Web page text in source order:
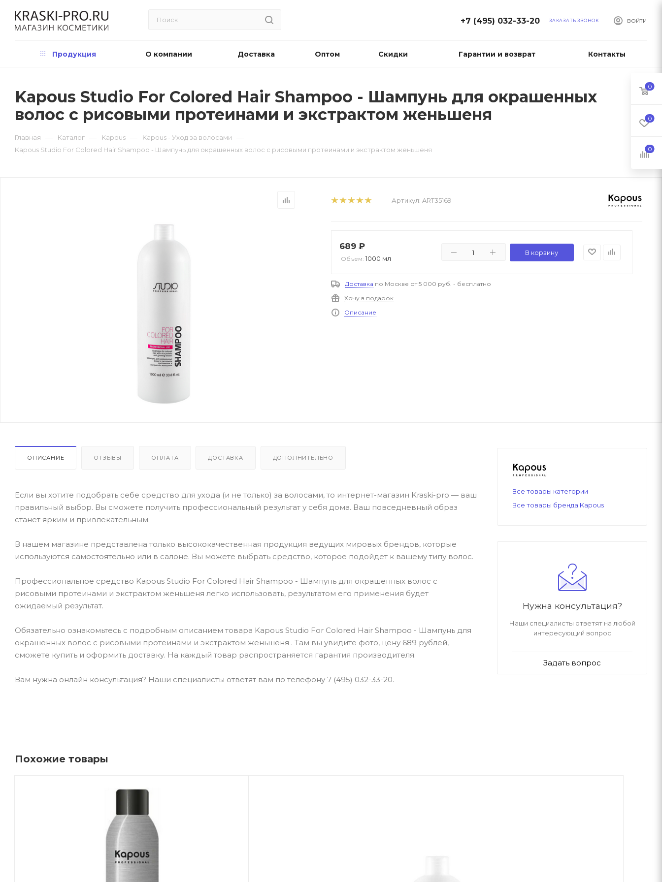
ВОЙТИ
+7 (495) 032-33-20 ЗАКАЗАТЬ ЗВОНОК
Продукция О компании Доставка Оптом Скидки Гарантии и возврат Контакты
Kapous Studio For Colored Hair Shampoo - Шампунь для окрашенных
волос с рисовыми протеинами и экстрактом женьшеня
Главная — Каталог — Kapous — Kapous - Уход за волосами —
Kapous Studio For Colored Hair Shampoo - Шампунь для окрашенных волос с рисовыми протеинами и экстрактом женьшеня
Артикул: ART35169
689 ₽
Объем: 1000 мл
В корзину
Доставка по Москве от 5 000 руб. - бесплатно
Хочу в подарок
Описание
ОПИСАНИЕ ОТЗЫВЫ ОПЛАТА ДОСТАВКА ДОПОЛНИТЕЛЬНО
Если вы хотите подобрать себе средство для ухода (и не только) за волосами, то интернет-магазин Kraski-pro — ваш
правильный выбор. Вы сможете получить профессиональный результат у себя дома. Ваш повседневный образ
станет ярким и привлекательным.
В нашем магазине представлена только высококачественная продукция ведущих мировых брендов, которые
используются самостоятельно или в салоне. Вы можете выбрать средство, которое подойдет к вашему типу волос.
Профессиональное средство Kapous Studio For Colored Hair Shampoo - Шампунь для окрашенных волос с
рисовыми протеинами и экстрактом женьшеня легко использовать, результатом его применения будет
ожидаемый результат.
Обязательно ознакомьтесь с подробным описанием товара Kapous Studio For Colored Hair Shampoo - Шампунь для
окрашенных волос с рисовыми протеинами и экстрактом женьшеня . Там вы увидите фото, цену 689 рублей,
сможете купить и оформить доставку. На каждый товар распространяется гарантия производителя.
Вам нужна онлайн консультация? Наши специалисты ответят вам по телефону 7 (495) 032-33-20.
Все товары категории
Все товары бренда Kapous
Нужна консультация?
Наши специалисты ответят на любой
интересующий вопрос
Задать вопрос
Похожие товары
0
0
0